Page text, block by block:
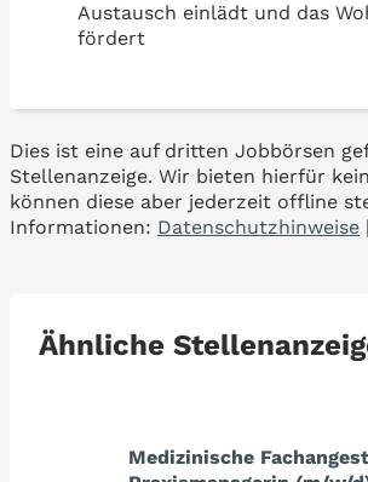
Austausch einlädt und das
fördert
Dies ist eine auf dritten Jobbörsen
Stellenanzeige. Wir bieten hierfür
können diese aber jederzeit offline
Informationen: Datenschutzhinweise |
Ähnliche
Medizinische